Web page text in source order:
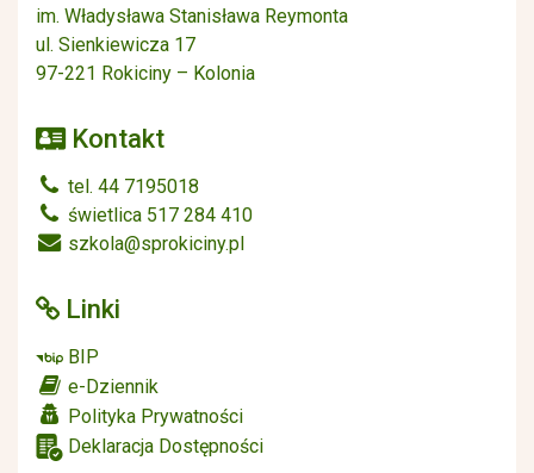
im. Władysława Stanisława Reymonta
ul. Sienkiewicza 17
97-221 Rokiciny – Kolonia
Kontakt
tel. 44 7195018
świetlica 517 284 410
szkola@sprokiciny.pl
Linki
BIP
e-Dziennik
Polityka Prywatności
Deklaracja Dostępności